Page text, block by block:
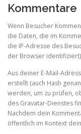
Kommentare
Wenn Besucher
die Daten, die im
die IP-Adresse des
der Browser
Aus deiner E-Mail-
erstellt (auch Hash
werden, um zu prüfen,
des Gravatar-Dienstes
Nachdem dein
öffentlich im Kontext